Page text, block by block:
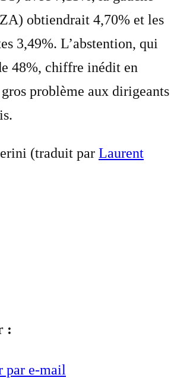
obtiendrait 4,70% et les
3,49%. L’abstention, qui
48%, chiffre inédit en
problème aux dirigeants
(traduit par Laurent
:
par e-mail